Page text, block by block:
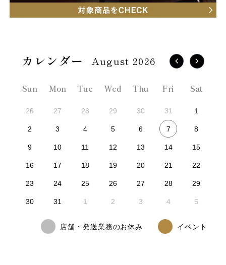
August 2026
Sun Mon Tue Wed Thu Fri Sat
26 27 28 29 30 31 1
2 3 4 5 6 7 8
9 10 11 12 13 14 15
16 17 18 19 20 21 22
23 24 25 26 27 28 29
30 31 1 2 3 4 5
店舗・発送業務のお休み イベント